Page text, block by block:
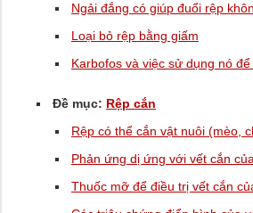
Ngải đắng có giúp đuổi rệp
Loại bỏ rệp bằng giấm
Karbofos và việc sử dụng nó
Đề mục: Rệp cắn
Rệp có thể cắn vật nuôi (mèo,
Phản ứng dị ứng với vết cắn
Thuốc mỡ để điều trị vết cắn